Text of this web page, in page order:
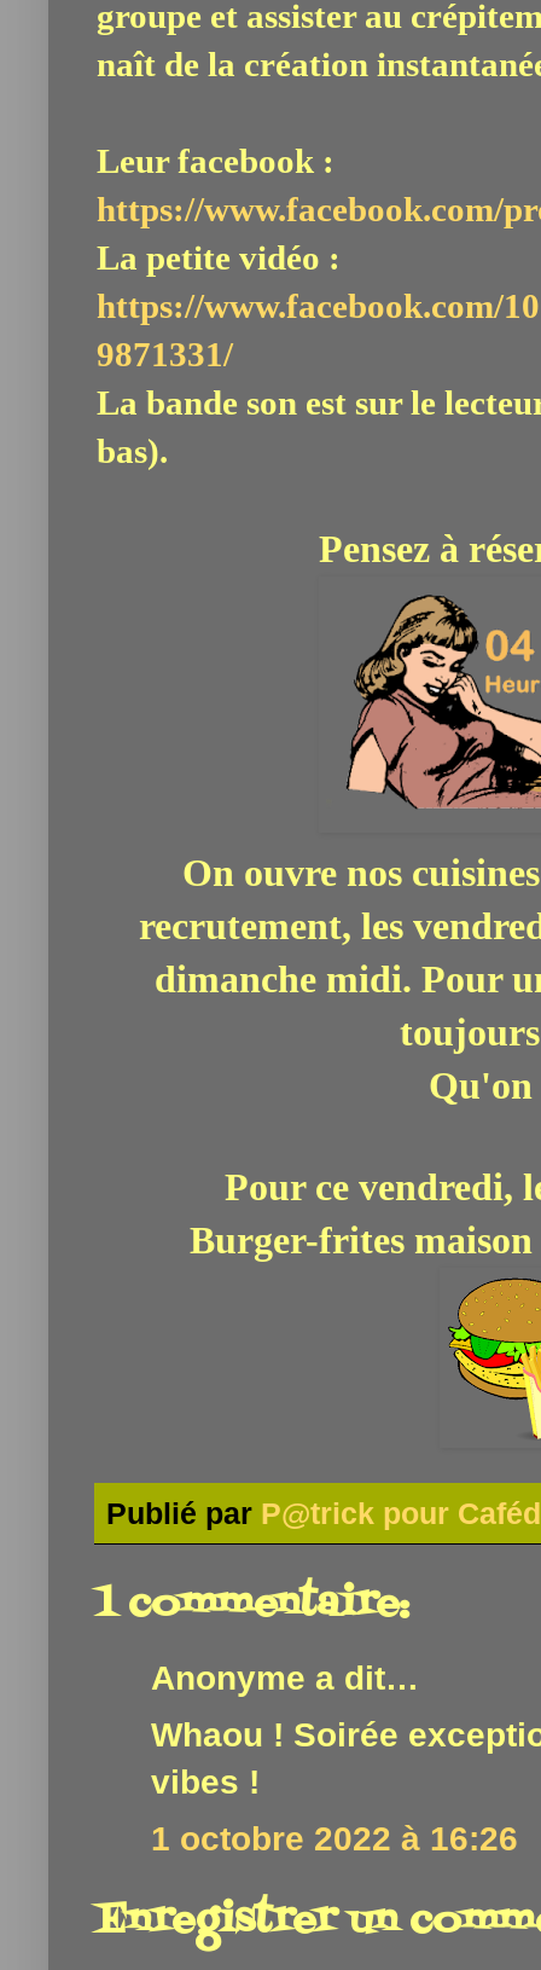
groupe et assister au
naît de la création
Leur facebook :
https://www.facebook.com/
La petite vidéo :
https://www.facebook.com/
9871331/
La bande son est sur le
bas).
Pensez à
On ouvre nos
recrutement, les
dimanche midi. Pour
Qu'on
Pour ce vendredi,
Burger-frites maison
Publié par P@trick pour
1 commentaire:
Anonyme a dit…
Whaou ! Soirée
vibes !
1 octobre 2022 à 16:26
Enregistrer un